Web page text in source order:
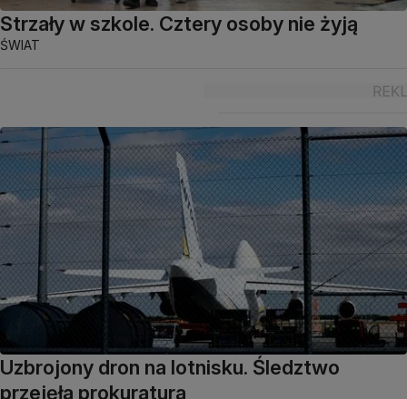
Strzały w szkole. Cztery osoby nie żyją
ŚWIAT
Uzbrojony dron na lotnisku. Śledztwo
przejęła prokuratura